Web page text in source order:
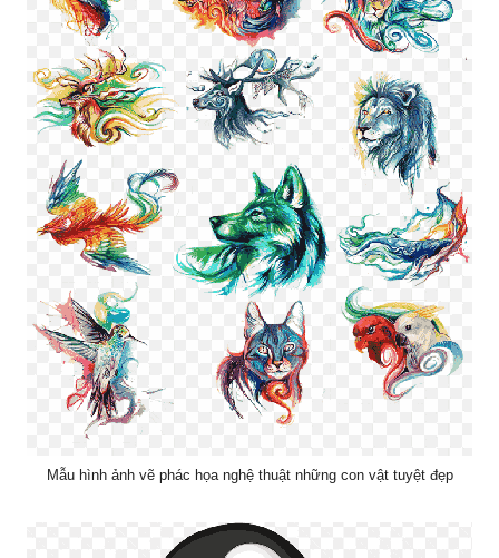
Mẫu hình ảnh vẽ phác họa nghệ thuật những con vật tuyệt đẹp